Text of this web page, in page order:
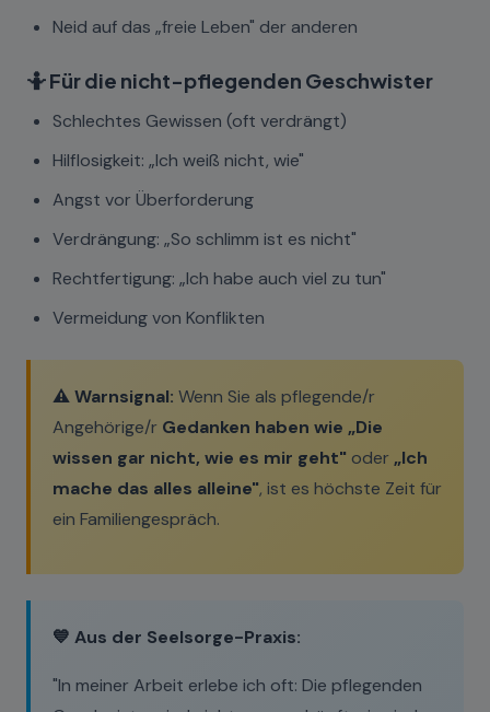
Neid auf das „freie Leben" der anderen
🤷 Für die nicht-pflegenden Geschwister
Schlechtes Gewissen (oft verdrängt)
Hilflosigkeit: „Ich weiß nicht, wie"
Angst vor Überforderung
Verdrängung: „So schlimm ist es nicht"
Rechtfertigung: „Ich habe auch viel zu tun"
Vermeidung von Konflikten
⚠️ Warnsignal: Wenn Sie als pflegende/r
Angehörige/r Gedanken haben wie „Die
wissen gar nicht, wie es mir geht" oder „Ich
mache das alles alleine", ist es höchste Zeit für
ein Familiengespräch.
💙 Aus der Seelsorge-Praxis:
"In meiner Arbeit erlebe ich oft: Die pflegenden